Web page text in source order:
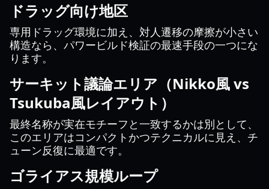
ドラッグ向け地区
専用ドラッグ環境に加え、対人遷移の摩擦が小さい
構造なら、パワービルド検証の最速手段の一つにな
ります。
サーキット議論エリア（Nikko風 vs
Tsukuba風レイアウト）
最終名称が実在モチーフと一致するかは別として、
このエリアはコンパクトかつテクニカルに見え、チ
ューン反復に最適です。
ゴライアス規模ループ